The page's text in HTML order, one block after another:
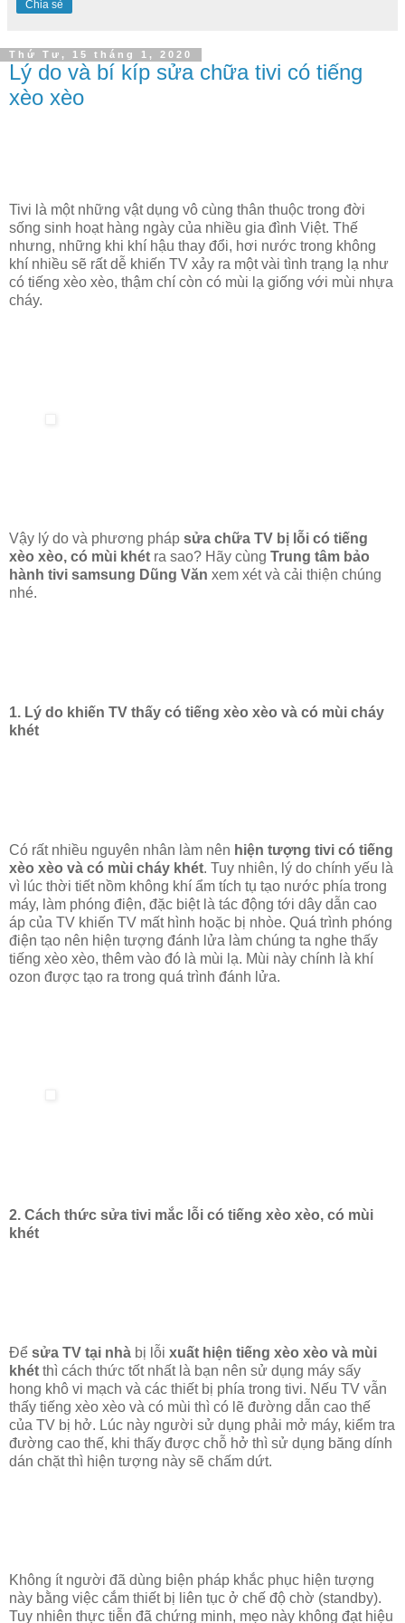
Chia sẻ
Thứ Tư, 15 tháng 1, 2020
Lý do và bí kíp sửa chữa tivi có tiếng
xèo xèo
Tivi là một những vật dụng vô cùng thân thuộc trong đời
sống sinh hoạt hàng ngày của nhiều gia đình Việt. Thế
nhưng, những khi khí hậu thay đổi, hơi nước trong không
khí nhiều sẽ rất dễ khiến TV xảy ra một vài tình trạng lạ như
có tiếng xèo xèo, thậm chí còn có mùi lạ giống với mùi nhựa
cháy.
Vậy lý do và phương pháp sửa chữa TV bị lỗi có tiếng
xèo xèo, có mùi khét ra sao? Hãy cùng Trung tâm bảo
hành tivi samsung Dũng Văn xem xét và cải thiện chúng
nhé.
1. Lý do khiến TV thấy có tiếng xèo xèo và có mùi cháy
khét
Có rất nhiều nguyên nhân làm nên hiện tượng tivi có tiếng
xèo xèo và có mùi cháy khét. Tuy nhiên, lý do chính yếu là
vì lúc thời tiết nồm không khí ẩm tích tụ tạo nước phía trong
máy, làm phóng điện, đặc biệt là tác động tới dây dẫn cao
áp của TV khiến TV mất hình hoặc bị nhòe. Quá trình phóng
điện tạo nên hiện tượng đánh lửa làm chúng ta nghe thấy
tiếng xèo xèo, thêm vào đó là mùi lạ. Mùi này chính là khí
ozon được tạo ra trong quá trình đánh lửa.
2. Cách thức sửa tivi mắc lỗi có tiếng xèo xèo, có mùi
khét
Để sửa TV tại nhà bị lỗi xuất hiện tiếng xèo xèo và mùi
khét thì cách thức tốt nhất là bạn nên sử dụng máy sấy
hong khô vi mạch và các thiết bị phía trong tivi. Nếu TV vẫn
thấy tiếng xèo xèo và có mùi thì có lẽ đường dẫn cao thế
của TV bị hở. Lúc này người sử dụng phải mở máy, kiểm tra
đường cao thế, khi thấy được chỗ hở thì sử dụng băng dính
dán chặt thì hiện tượng này sẽ chấm dứt.
Không ít người đã dùng biện pháp khắc phục hiện tượng
này bằng việc cắm thiết bị liên tục ở chế độ chờ (standby).
Tuy nhiên thực tiễn đã chứng minh, mẹo này không đạt hiệu